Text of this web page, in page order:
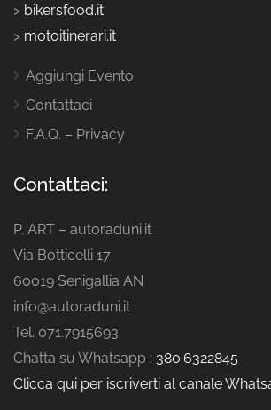
> bikersfood.it
> motoitinerari.it
Aggiungi Evento
Contattaci
F.A.Q. – Privacy
Contattaci:
P. ART – autoraduni.it
Via Botticelli 17
60019 Senigallia AN
info@autoraduni.it
Tel. 071.7915693
Chatta su Whatsapp : 380.6322845
Clicca qui per iscriverti al canale